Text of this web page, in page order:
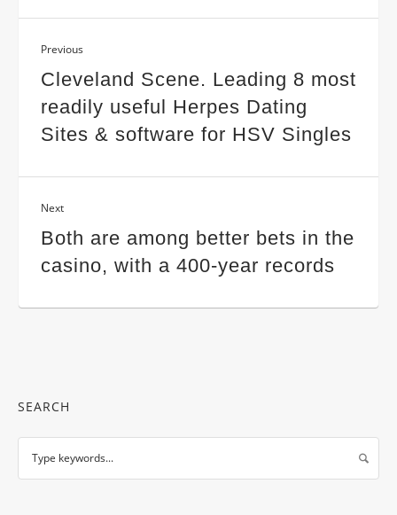
Previous
Cleveland Scene. Leading 8 most
readily useful Herpes Dating
Sites & software for HSV Singles
Next
Both are among better bets in the
casino, with a 400-year records
SEARCH